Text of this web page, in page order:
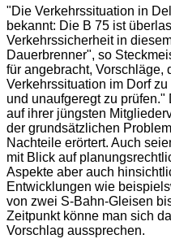
"Die Verkehrssituation in
bekannt: Die B 75 ist
Verkehrssicherheit in
Dauerbrenner", so
für angebracht, Vorschläge,
Verkehrssituation im Dorf
und unaufgeregt zu
auf ihrer jüngsten
der grundsätzlichen
Nachteile erörtert. Auch
mit Blick auf
Aspekte aber auch
Entwicklungen wie
von zwei S-Bahn-Gleisen
Zeitpunkt könne man sich
Vorschlag aussprechen.